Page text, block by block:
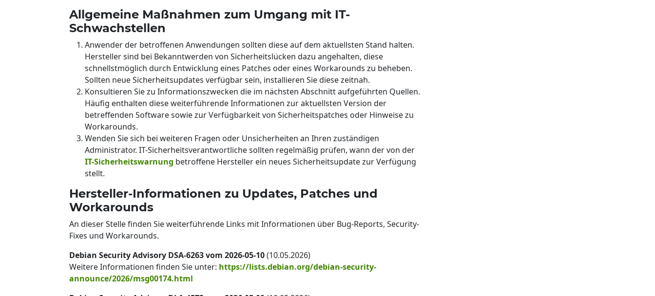
Allgemeine Maßnahmen zum Umgang mit IT-
Schwachstellen
Anwender der betroffenen Anwendungen sollten diese auf dem aktuellsten Stand halten.
Hersteller sind bei Bekanntwerden von Sicherheitslücken dazu angehalten, diese
schnellstmöglich durch Entwicklung eines Patches oder eines Workarounds zu beheben.
Sollten neue Sicherheitsupdates verfügbar sein, installieren Sie diese zeitnah.
Konsultieren Sie zu Informationszwecken die im nächsten Abschnitt aufgeführten Quellen.
Häufig enthalten diese weiterführende Informationen zur aktuellsten Version der
betreffenden Software sowie zur Verfügbarkeit von Sicherheitspatches oder Hinweise zu
Workarounds.
Wenden Sie sich bei weiteren Fragen oder Unsicherheiten an Ihren zuständigen
Administrator. IT-Sicherheitsverantwortliche sollten regelmäßig prüfen, wann der von der
IT-Sicherheitswarnung betroffene Hersteller ein neues Sicherheitsupdate zur Verfügung
stellt.
Hersteller-Informationen zu Updates, Patches und
Workarounds
An dieser Stelle finden Sie weiterführende Links mit Informationen über Bug-Reports, Security-
Fixes und Workarounds.
Debian Security Advisory DSA-6263 vom 2026-05-10(10.05.2026)
Weitere Informationen finden Sie unter: https://lists.debian.org/debian-security-
announce/2026/msg00174.html